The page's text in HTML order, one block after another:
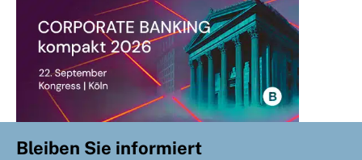
Bleiben Sie informiert